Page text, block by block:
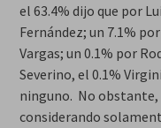
el 63.4% dijo que por
Fernández; un 7.1%
Vargas; un 0.1% por
Severino, el 0.1%
ninguno. No obstante,
considerando